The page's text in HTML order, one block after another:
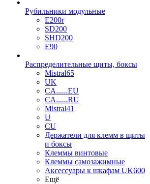
Рубильники модульные
E200r
SD200
SHD200
E90
Распределительные щиты, боксы
Mistral65
UK
CA......EU
CA......RU
Mistral41
U
CU
Держатели для клемм в щиты
и боксы
Клеммы винтовые
Клеммы самозажимные
Аксессуары к шкафам UK600
Ещё